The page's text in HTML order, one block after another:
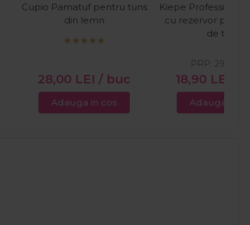
Cupio Pamatuf pentru tuns
din lemn
28,00 LEI / buc
Adauga in cos
Kiepe Professional
cu rezervor
de talc
18,90 LEI
PRP: 29,49
Adauga in